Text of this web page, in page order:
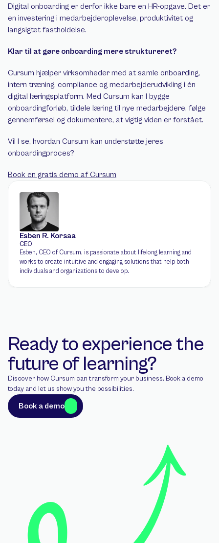
Esben R. Korsaa
CEO
Esben, CEO of Cursum, is passionate about lifelong learning and
works to create intuitive and engaging solutions that help both
individuals and organizations to develop.
Digital onboarding er derfor ikke bare en HR-opgave. Det er
en investering i medarbejderoplevelse, produktivitet og
langsigtet fastholdelse.
Klar til at gøre onboarding mere struktureret?
Cursum hjælper virksomheder med at samle onboarding,
intern træning, compliance og medarbejderudvikling i én
digital læringsplatform. Med Cursum kan I bygge
onboardingforløb, tildele læring til nye medarbejdere, følge
gennemførsel og dokumentere, at vigtig viden er forstået.
Vil I se, hvordan Cursum kan understøtte jeres
onboardingproces?
Book en gratis demo af Cursum
Ready to experience the
future of learning?
Discover how Cursum can transform your business. Book a demo
today and let us show you the possibilities.
Book a demo
Book a demo